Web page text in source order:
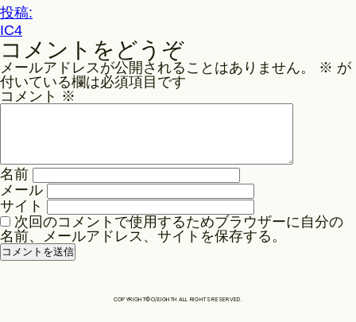
News
Store
ズ
投
稿
ナ
ビ
ゲ
ョ
ン
投稿:
IC4
コメントをどうぞ
メールアドレスが公開されることはありません。 ※ が
付いている欄は必須項目です
コメント ※
名前
メール
サイト
次回のコメントで使用するためブラウザーに自分の
名前、メールアドレス、サイトを保存する。
COPYRIGHT©O/EIGHTH ALL RIGHTS RESERVED.